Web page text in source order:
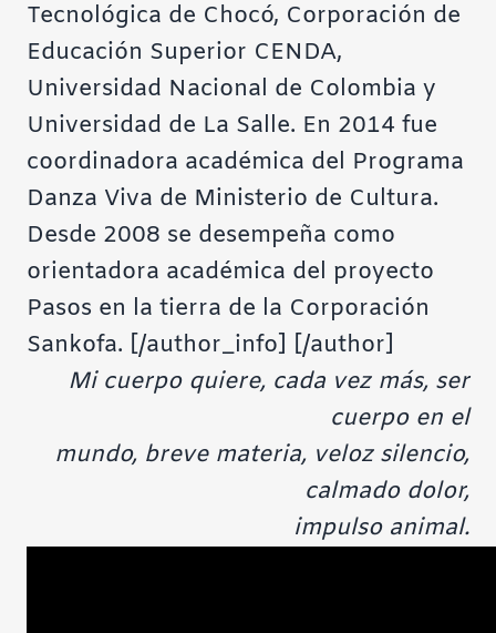
Tecnológica de Chocó, Corporación de
Educación Superior CENDA,
Universidad Nacional de Colombia y
Universidad de La Salle. En 2014 fue
coordinadora académica del Programa
Danza Viva de Ministerio de Cultura.
Desde 2008 se desempeña como
orientadora académica del proyecto
Pasos en la tierra de la Corporación
Sankofa. [/author_info] [/author]
Mi cuerpo quiere, cada vez más, ser
cuerpo en el
mundo, breve materia, veloz silencio,
calmado dolor,
impulso animal.